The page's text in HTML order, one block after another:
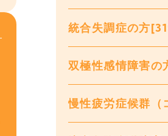
統合失調症の方
双極性感情障害の
慢性疲労症候群